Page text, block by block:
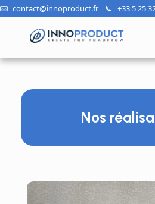
contact@innoproduct.fr​ +33 5 25
Nos